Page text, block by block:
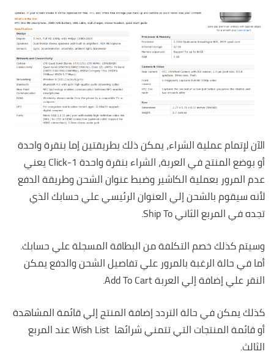
الآن لإتمام عملية الشراء، يمكن ذلك بطريقتين إما بنقرة واحدة
أو بوضع المنتج في العربة، الشراء بنقرة واحدة 1-Click يعني
عدم المرور بعملية الكاشير وضبط عنوان الشحن وطريقة الدفع
لأنه سيقوم بالشحن إلي العنوان الرئيسي علي حسابك الذي
تجده في المربع الثاني Ship To.
وسيتم كذلك خصم التكلفة من البطاقة المسجلة علي حسابك.
أما في حالة الرغبة بالمرور علي تفاصيل الشحن والدفع يمكن
النقر علي إضافة إلي العربة Add To Cart.
كذلك يمكن في حالة التردد إضافة المنتج إلي قائمة المشاهدة
أو قائمة المنتجات التي تتمني شرائها Wish List عند المربع
الثالث.